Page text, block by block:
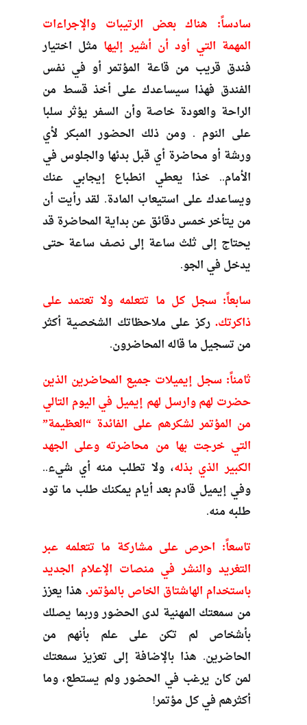
سادساً: هناك بعض الرتيبات والإجراءات
المهمة التي أود أن أشير إليها مثل اختيار
فندق قريب من قاعة المؤتمر أو في نفس
الفندق فهذا سيساعدك على أخذ قسط من
الراحة والعودة خاصة وأن السفر يؤثر سلبا
على النوم . ومن ذلك الحضور المبكر لأي
ورشة أو محاضرة أي قبل بدئها والجلوس في
الأمام.. خذا يعطي انطباع إيجابي عنك
ويساعدك على استيعاب المادة. لقد رأيت أن
من يتأخر خمس دقائق عن بداية المحاضرة قد
يحتاج إلى ثلث ساعة إلى نصف ساعة حتى
يدخل في الجو.
سابعاً: سجل كل ما تتعلمه ولا تعتمد على
ذاكرتك. ركز على ملاحظاتك الشخصية أكثر
من تسجيل ما قاله المحاضرون.
ثامناً: سجل إيميلات جميع المحاضرين الذين
حضرت لهم وارسل لهم إيميل في اليوم التالي
من المؤتمر لشكرهم على الفائدة “العظيمة”
التي خرجت بها من محاضرته وعلى الجهد
الكبير الذي بذله، ولا تطلب منه أي شيء..
وفي إيميل قادم بعد أيام يمكنك طلب ما تود
طلبه منه.
تاسعاً: احرص على مشاركة ما تتعلمه عبر
التغريد والنشر في منصات الإعلام الجديد
باستخدام الهاشتاق الخاص بالمؤتمر.هذا يعزز
من سمعتك المهنية لدى الحضور وربما يصلك
بأشخاص لم تكن على علم بأنهم من
الحاضرين. هذا بالإضافة إلى تعزيز سمعتك
لمن كان يرغب في الحضور ولم يستطع، وما
أكثرهم في كل مؤتمر!